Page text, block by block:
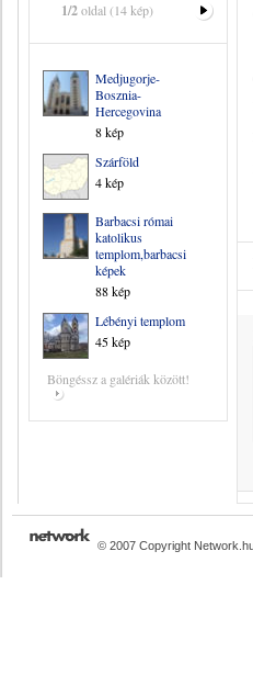
1/2oldal (14 kép)
Medjugorje-
Bosznia-
Hercegovina
8 kép
Szárföld
4 kép
Barbacsi római
katolikus
templom,barbacsi
képek
88 kép
Lébényi templom
45 kép
Böngéssz a galériák között!
© 2007 Copyright